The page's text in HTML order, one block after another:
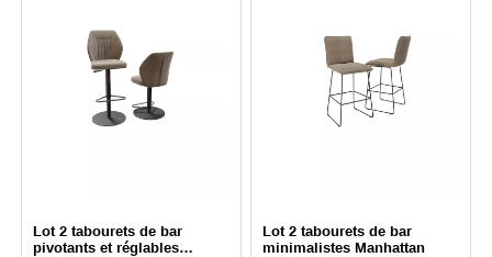
Lot 2 tabourets de bar
pivotants et réglables
Lot 2 tabourets de bar
minimalistes Manhattan